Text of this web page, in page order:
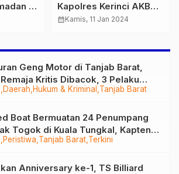
di
Kapolres Kerinci AKBP
Mujib Salurkan Bantuan
Pertama Dinas
calendar_monthKamis, 11 Jan 2024
Daerah Hukum & Kriminal Tanjab Barat
Geng Motor di Tanjab Barat,
Kritis Dibacok, 3 Pelaku
Peristiwa Tanjab Barat Terkini
Boat Bermuatan 24 Penumpang
Togok di Kuala Tungkal, Kapten
Hilang
Anniversary ke-1, TS Billiard